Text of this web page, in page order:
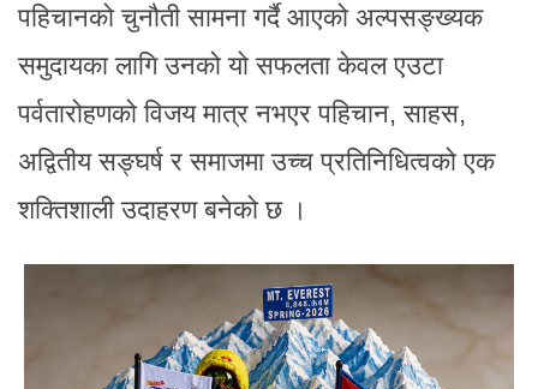
पहिचानको चुनौती सामना गर्दै आएको अल्पसङ्ख्यक
समुदायका लागि उनको यो सफलता केवल एउटा
पर्वतारोहणको विजय मात्र नभएर पहिचान, साहस,
अद्वितीय सङ्घर्ष र समाजमा उच्च प्रतिनिधित्वको एक
शक्तिशाली उदाहरण बनेको छ ।